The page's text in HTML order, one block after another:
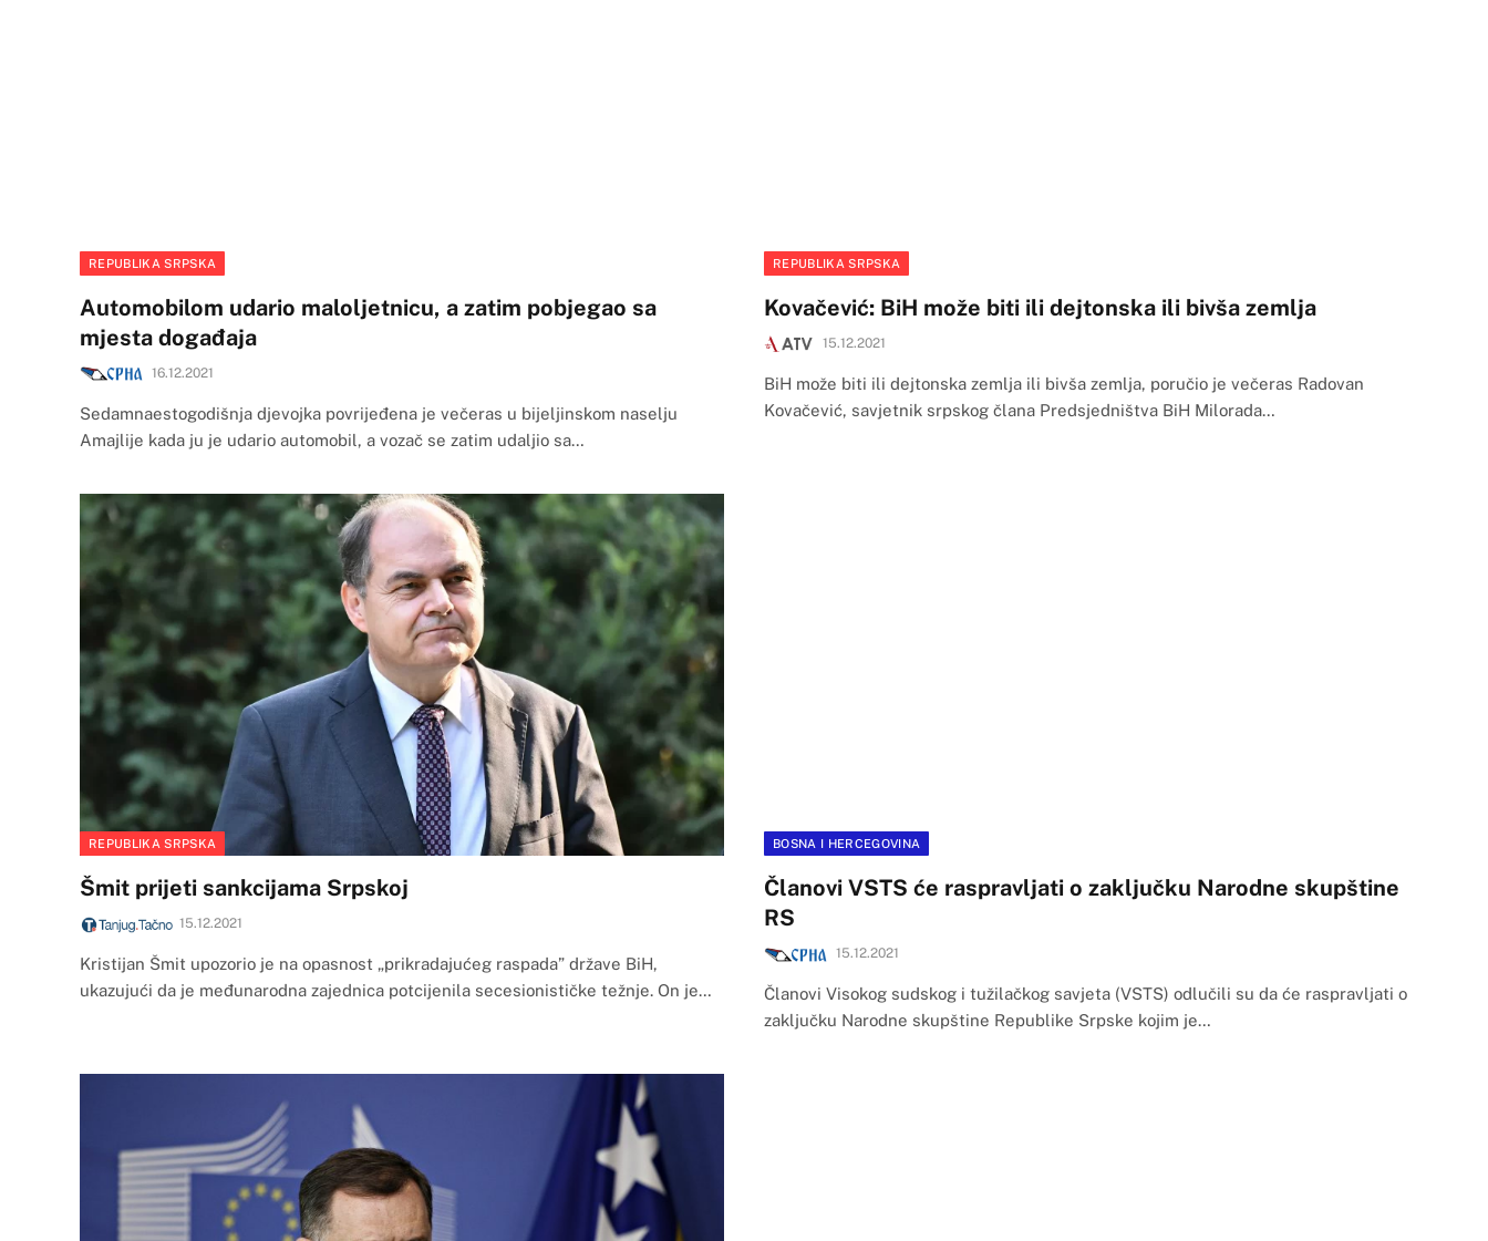
REPUBLIKA SRPSKA
Automobilom udario maloljetnicu, a zatim pobjegao sa
mjesta događaja
16.12.2021
Sedamnaestogodišnja djevojka povrijeđena je večeras u bijeljinskom naselju
Amajlije kada ju je udario automobil, a vozač se zatim udaljio sa…
REPUBLIKA SRPSKA
Kovačević: BiH može biti ili dejtonska ili bivša zemlja
15.12.2021
BiH može biti ili dejtonska zemlja ili bivša zemlja, poručio je večeras Radovan
Kovačević, savjetnik srpskog člana Predsjedništva BiH Milorada…
REPUBLIKA SRPSKA
Šmit prijeti sankcijama Srpskoj
15.12.2021
Kristijan Šmit upozorio je na opasnost „prikradajućeg raspada” države BiH,
ukazujući da je međunarodna zajednica potcijenila secesionističke težnje. On je…
BOSNA I HERCEGOVINA
Članovi VSTS će raspravljati o zaključku Narodne skupštine
RS
15.12.2021
Članovi Visokog sudskog i tužilačkog savjeta (VSTS) odlučili su da će raspravljati o
zaključku Narodne skupštine Republike Srpske kojim je…